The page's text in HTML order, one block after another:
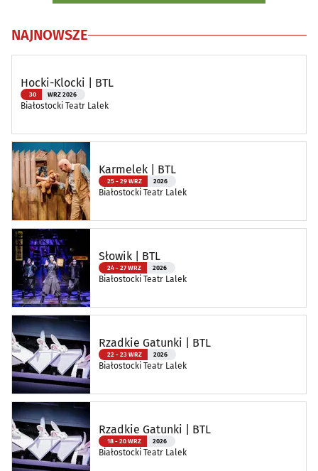
NAJNOWSZE
Hocki-Klocki | BTL
30 WRZ 2026
Białostocki Teatr Lalek
Karmelek | BTL
25 - 29 WRZ 2026
Białostocki Teatr Lalek
Słowik | BTL
24 - 27 WRZ 2026
Białostocki Teatr Lalek
Rzadkie Gatunki | BTL
22 - 23 WRZ 2026
Białostocki Teatr Lalek
Rzadkie Gatunki | BTL
18 - 20 WRZ 2026
Białostocki Teatr Lalek